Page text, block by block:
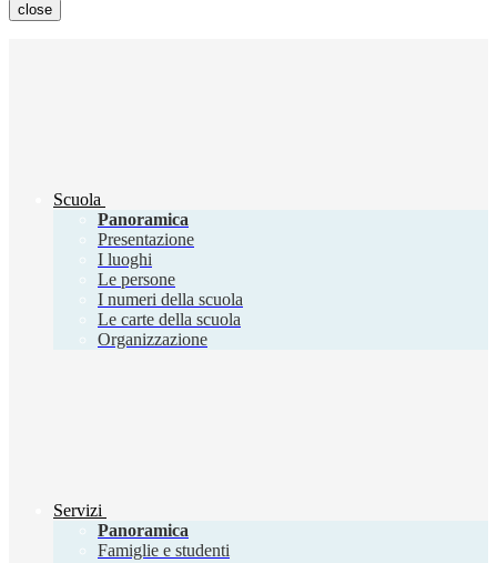
close
Scuola
Panoramica
Presentazione
I luoghi
Le persone
I numeri della scuola
Le carte della scuola
Organizzazione
Servizi
Panoramica
Famiglie e studenti